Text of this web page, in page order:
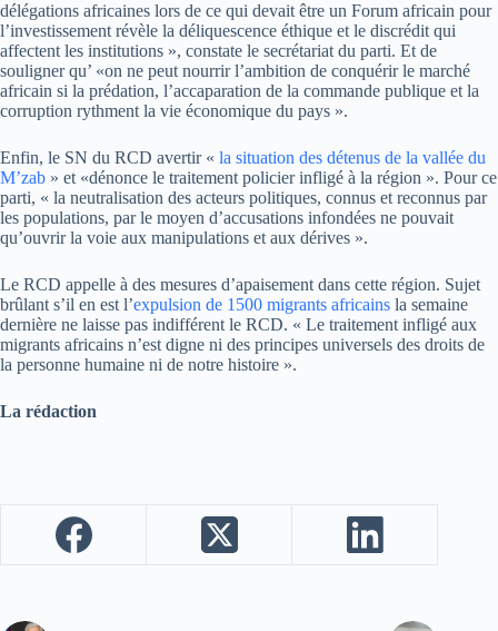
délégations africaines lors de ce qui devait être un Forum africain pour
l’investissement révèle la déliquescence éthique et le discrédit qui
affectent les institutions », constate le secrétariat du parti. Et de
souligner qu’ «on ne peut nourrir l’ambition de conquérir le marché
africain si la prédation, l’accaparation de la commande publique et la
corruption rythment la vie économique du pays ».
Enfin, le SN du RCD avertir « la situation des détenus de la vallée du
M’zab » et «dénonce le traitement policier infligé à la région ». Pour ce
parti, « la neutralisation des acteurs politiques, connus et reconnus par
les populations, par le moyen d’accusations infondées ne pouvait
qu’ouvrir la voie aux manipulations et aux dérives ».
Le RCD appelle à des mesures d’apaisement dans cette région. Sujet
brûlant s’il en est l’expulsion de 1500 migrants africains la semaine
dernière ne laisse pas indifférent le RCD. « Le traitement infligé aux
migrants africains n’est digne ni des principes universels des droits de
la personne humaine ni de notre histoire ».
La rédaction